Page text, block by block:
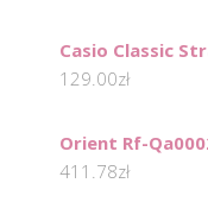
Casio Classic
129.00zł
Orient Rf-
411.78zł